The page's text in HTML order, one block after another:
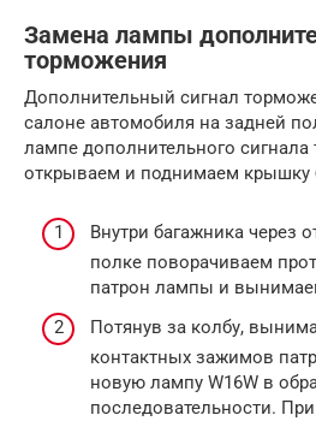
Замена лампы
торможения
Дополнительный сигнал
салоне автомобиля на задней
лампе дополнительного
открываем и поднимаем крышку
Внутри багажника через
полке поворачиваем
патрон лампы и
Потянув за колбу,
контактных зажимов
новую лампу W16W в
последовательности.